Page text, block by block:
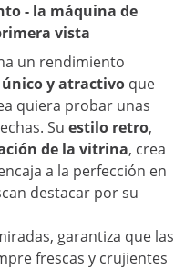
- la máquina de
vista
un rendimiento
y atractivo que
quiera probar unas
Su estilo retro,
de la vitrina, crea
a la perfección en
destacar por su
garantiza que las
frescas y crujientes